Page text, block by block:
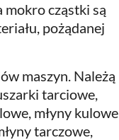
mokro cząstki są
pożądanej
maszyn. Należą
tarciowe,
młyny kulowe
tarczowe,